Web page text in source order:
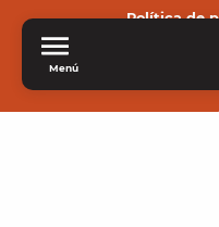
Menú
Política de